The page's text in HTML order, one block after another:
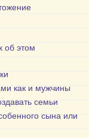
об этом
как и мужчины
семьи
сына или